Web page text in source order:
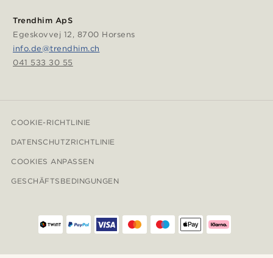
Trendhim ApS
Egeskovvej 12, 8700 Horsens
info.de@trendhim.ch
041 533 30 55
COOKIE-RICHTLINIE
DATENSCHUTZRICHTLINIE
COOKIES ANPASSEN
GESCHÄFTSBEDINGUNGEN